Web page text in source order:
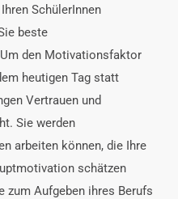
SchülerInnen
beste
den Motivationsfaktor
heutigen Tag statt
Vertrauen und
Sie werden
arbeiten können, die Ihre
schätzen
zum Aufgeben ihres Berufs